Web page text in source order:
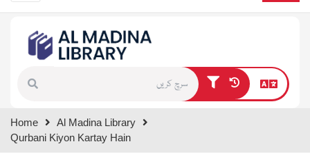
results.
Home
Al Madina Library
Qurbani Kiyon Kartay Hain